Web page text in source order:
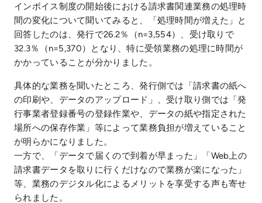
インボイス制度の開始後における請求書関連業務の処理時
間の変化について聞いてみると、「処理時間が増えた」と
回答したのは、発行で26.2％（n=3,554）、受け取りで
32.3％（n=5,370）となり、特に受領業務の処理に時間が
かかっていることが分かりました。
具体的な業務を聞いたところ、発行側では「請求書の紙へ
の印刷や、データのアップロード」、受け取り側では「発
行事業者登録番号の登録作業や、データの紙や指定された
場所への保存作業」等によって業務負担が増えていること
が明らかになりました。
一方で、「データで届くので到着が早まった」「Web上の
請求書データを取りに行くだけなので業務が楽になった」
等、業務のデジタル化によるメリットを享受する声も寄せ
られました。